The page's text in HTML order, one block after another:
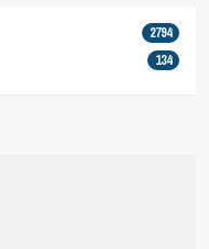
2794
134